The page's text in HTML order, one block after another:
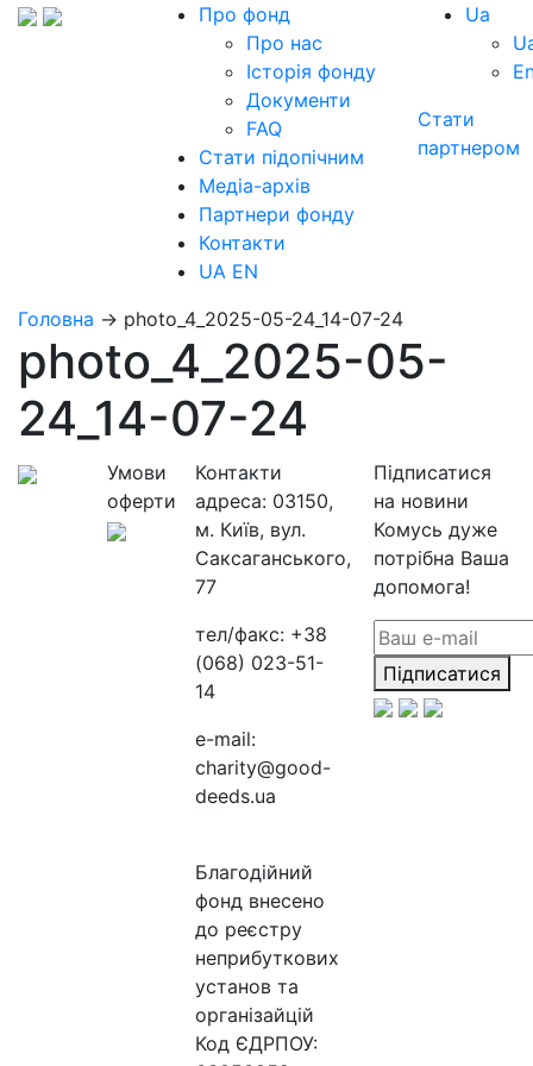
Про фонд
Про нас
Історія фонду
Документи
FAQ
Стати підопічним
Медіа-архів
Партнери фонду
Контакти
UA EN
Ua
Стати
партнером
Головна → photo_4_2025-05-24_14-07-24
photo_4_2025-05-
24_14-07-24
Умови
оферти
Контакти
адреса: 03150,
м. Київ, вул.
Саксаганського,
77
тел/факс: +38
(068) 023-51-
14
e-mail:
charity@good-
deeds.ua
Благодійний
фонд внесено
до реєстру
неприбуткових
установ та
організайцій
Код ЄДРПОУ:
Підписатися
на новини
Комусь дуже
потрібна Ваша
допомога!
Підписатися